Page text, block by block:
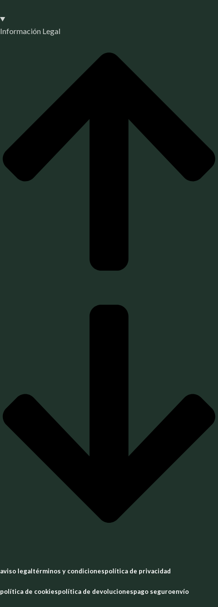
Información Legal
aviso legaltérminos y condicionespolítica de privacidad
política de cookiespolítica de devolucionespago seguroenvío